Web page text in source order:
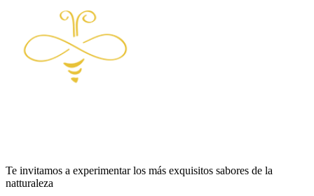
Te invitamos a experimentar los más exquisitos sabores de la
natturaleza